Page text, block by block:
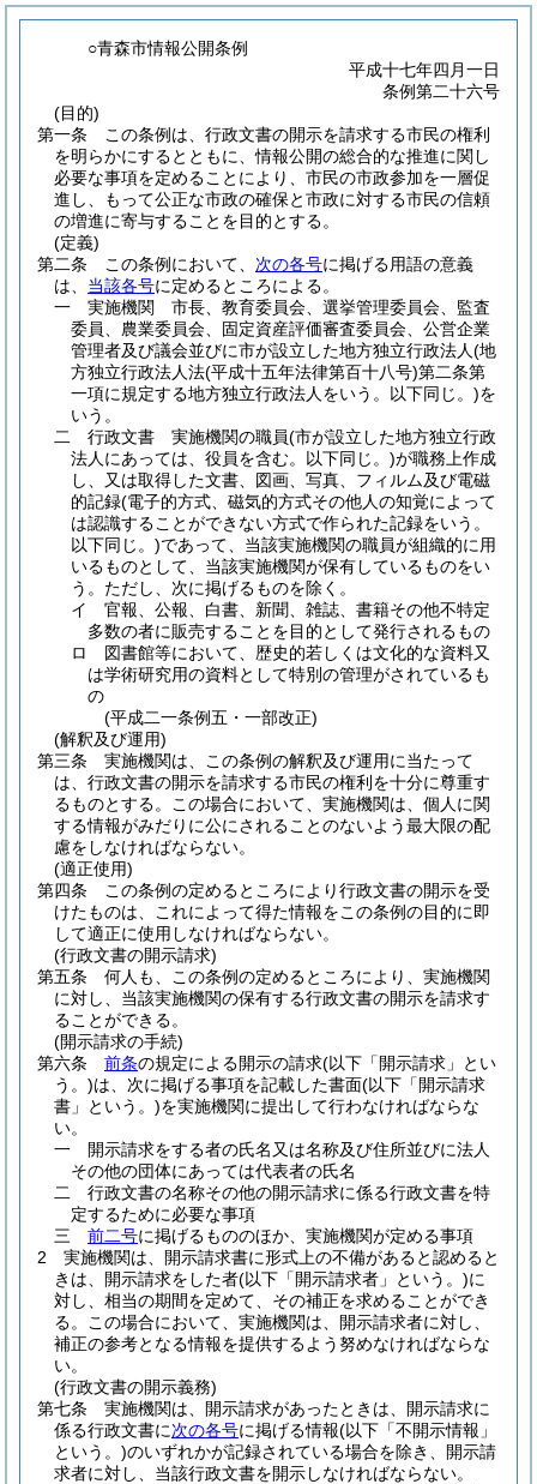
○青森市情報公開条例
平成十七年四月一日
条例第二十六号
(目的)
第一条
この条例は、行政文書の開示を請求する市民の権利
を明らかにするとともに、情報公開の総合的な推進に関し
必要な事項を定めることにより、市民の市政参加を一層促
進し、もって公正な市政の確保と市政に対する市民の信頼
の増進に寄与することを目的とする。
(定義)
第二条
この条例において、 次の各号に掲げる用語の意義
は、 当該各号に定めるところによる。
一
実施機関 市長、教育委員会、選挙管理委員会、監査
委員、農業委員会、固定資産評価審査委員会、公営企業
管理者及び議会並びに市が設立した地方独立行政法人(地
方独立行政法人法(平成十五年法律第百十八号)第二条第
一項に規定する地方独立行政法人をいう。以下同じ。)を
いう。
二
行政文書 実施機関の職員(市が設立した地方独立行政
法人にあっては、役員を含む。以下同じ。)が職務上作成
し、又は取得した文書、図画、写真、フィルム及び電磁
的記録(電子的方式、磁気的方式その他人の知覚によって
は認識することができない方式で作られた記録をいう。
以下同じ。)であって、当該実施機関の職員が組織的に用
いるものとして、当該実施機関が保有しているものをい
う。 ただし、次に掲げるものを除く。
イ
官報、公報、白書、新聞、雑誌、書籍その他不特定
多数の者に販売することを目的として発行されるもの
ロ
図書館等において、歴史的若しくは文化的な資料又
は学術研究用の資料として特別の管理がされているも
の
(平成二一条例五・一部改正)
(解釈及び運用)
第三条
実施機関は、この条例の解釈及び運用に当たって
は、行政文書の開示を請求する市民の権利を十分に尊重す
るものとする。
この場合において、実施機関は、個人に関
する情報がみだりに公にされることのないよう最大限の配
慮をしなければならない。
(適正使用)
第四条
この条例の定めるところにより行政文書の開示を受
けたものは、これによって得た情報をこの条例の目的に即
して適正に使用しなければならない。
(行政文書の開示請求)
第五条
何人も、この条例の定めるところにより、実施機関
に対し、当該実施機関の保有する行政文書の開示を請求す
ることができる。
(開示請求の手続)
第六条
前条の規定による開示の請求(以下「開示請求」とい
う。)は、次に掲げる事項を記載した書面(以下「開示請求
書」という。)を実施機関に提出して行わなければならな
い。
一
開示請求をする者の氏名又は名称及び住所並びに法人
その他の団体にあっては代表者の氏名
二
行政文書の名称その他の開示請求に係る行政文書を特
定するために必要な事項
三
前二号に掲げるもののほか、実施機関が定める事項
2
実施機関は、開示請求書に形式上の不備があると認めると
きは、開示請求をした者(以下「開示請求者」という。)に
対し、相当の期間を定めて、その補正を求めることができ
る。
この場合において、実施機関は、開示請求者に対し、
補正の参考となる情報を提供するよう努めなければならな
い。
(行政文書の開示義務)
第七条
実施機関は、開示請求があったときは、開示請求に
係る行政文書に次の各号に掲げる情報(以下「不開示情報」
という。)のいずれかが記録されている場合を除き、開示請
求者に対し、当該行政文書を開示しなければならない。